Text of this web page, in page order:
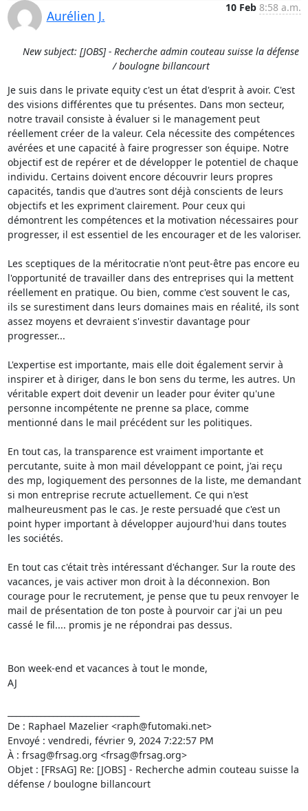
Aurélien J.
10 Feb 8:58 a.m.
New subject: [JOBS] - Recherche admin couteau suisse la défense
/ boulogne billancourt
Je suis dans le private equity c'est un état d'esprit à avoir. C'est
des visions différentes que tu présentes. Dans mon secteur,
notre travail consiste à évaluer si le management peut
réellement créer de la valeur. Cela nécessite des compétences
avérées et une capacité à faire progresser son équipe. Notre
objectif est de repérer et de développer le potentiel de chaque
individu. Certains doivent encore découvrir leurs propres
capacités, tandis que d'autres sont déjà conscients de leurs
objectifs et les expriment clairement. Pour ceux qui
démontrent les compétences et la motivation nécessaires pour
progresser, il est essentiel de les encourager et de les valoriser.
Les sceptiques de la méritocratie n'ont peut-être pas encore eu
l'opportunité de travailler dans des entreprises qui la mettent
réellement en pratique. Ou bien, comme c'est souvent le cas,
ils se surestiment dans leurs domaines mais en réalité, ils sont
assez moyens et devraient s'investir davantage pour
progresser...
L'expertise est importante, mais elle doit également servir à
inspirer et à diriger, dans le bon sens du terme, les autres. Un
véritable expert doit devenir un leader pour éviter qu'une
personne incompétente ne prenne sa place, comme
mentionné dans le mail précédent sur les politiques.
En tout cas, la transparence est vraiment importante et
percutante, suite à mon mail développant ce point, j'ai reçu
des mp, logiquement des personnes de la liste, me demandant
si mon entreprise recrute actuellement. Ce qui n'est
malheureusment pas le cas. Je reste persuadé que c'est un
point hyper important à développer aujourd'hui dans toutes
les sociétés.
En tout cas c'était très intéressant d'échanger. Sur la route des
vacances, je vais activer mon droit à la déconnexion. Bon
courage pour le recrutement, je pense que tu peux renvoyer le
mail de présentation de ton poste à pourvoir car j'ai un peu
cassé le fil.... promis je ne répondrai pas dessus.
Bon week-end et vacances à tout le monde,
AJ
De : Raphael Mazelier <raph@futomaki.net>
Envoyé : vendredi, février 9, 2024 7:22:57 PM
À : frsag@frsag.org <frsag@frsag.org>
Objet : [FRsAG] Re: [JOBS] - Recherche admin couteau suisse la
défense / boulogne billancourt